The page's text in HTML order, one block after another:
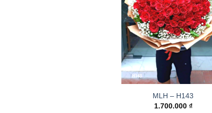
MLH – H143
1.700.000 ₫